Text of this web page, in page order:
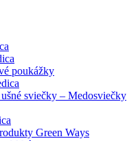
poukážky
sviečky – Medosviečky
Green Ways